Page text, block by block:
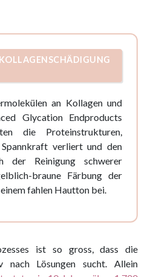
an Kollagen und
Glycation Endproducts
die Proteinstrukturen,
verliert und den
der Reinigung schwerer
braune Färbung der
fahlen Hautton bei.
ist so gross, dass die
nach Lösungen sucht. Allein